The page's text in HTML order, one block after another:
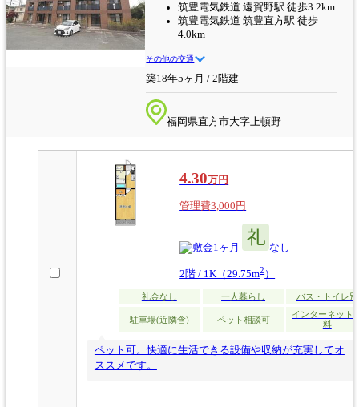
筑豊電気鉄道 遠賀野駅 徒歩3.2km
筑豊電気鉄道 筑豊直方駅 徒歩
4.0km
その他の交通
築18年5ヶ月 / 2階建
福岡県直方市大字上頓野
4.30万円
管理費3,000円
1ヶ月 なし
2階 / 1K（29.75m2）
礼金なし 一人暮らし バス・トイレ別
駐車場(近隣含) ペット相談可
インターネット
料
ペット可。快適に生活できる設備や収納が充実してオ
ススメです。